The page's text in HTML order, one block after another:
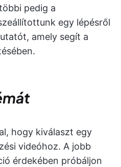
pedig a
egy lépésről
amely segít a
hogy kiválaszt egy
videóhoz. A jobb
érdekében próbáljon